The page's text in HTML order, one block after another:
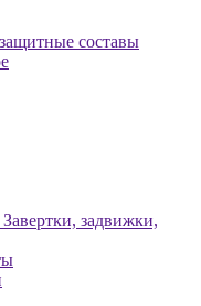
составы
Завертки, задвижки,